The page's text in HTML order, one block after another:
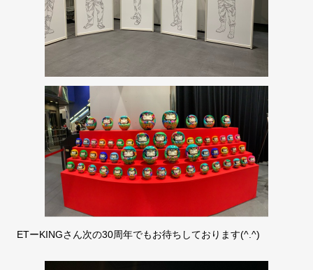
ETーKINGさん次の30周年でもお待ちしております(^.^)